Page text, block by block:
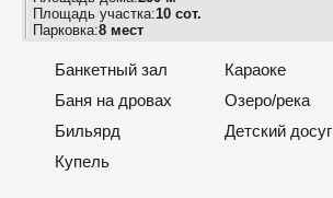
Площадь участка:10 сот.
Парковка:8 мест
Банкетный зал
Караоке
Баня на дровах
Озеро/река
Бильярд
Детский досуг
Купель